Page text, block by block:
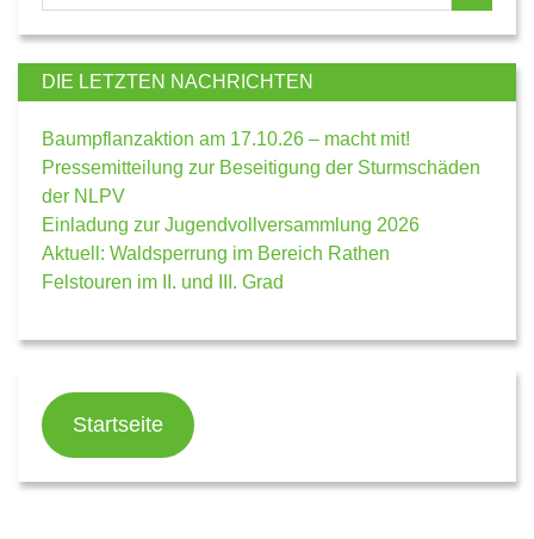
DIE LETZTEN NACHRICHTEN
Baumpflanzaktion am 17.10.26 – macht mit!
Pressemitteilung zur Beseitigung der Sturmschäden
der NLPV
Einladung zur Jugendvollversammlung 2026
Aktuell: Waldsperrung im Bereich Rathen
Felstouren im II. und III. Grad
Startseite